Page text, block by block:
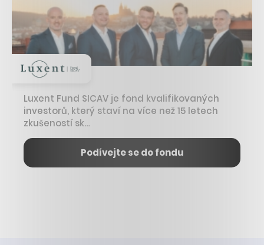
Luxent Fund SICAV je fond kvalifikovaných
investorů, který staví na více než 15 letech
zkušeností sk…
Podívejte se do fondu